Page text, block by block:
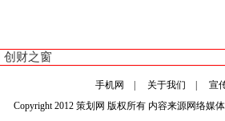
创财之窗
手机网 关于我们 |宣
Copyright 2012策划网 版权所有 内容来源网络媒